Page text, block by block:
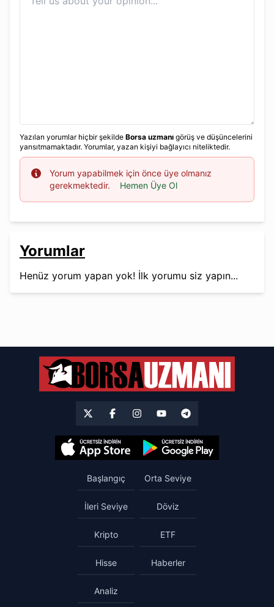
Yazılan yorumlar hiçbir şekilde Borsa uzmanı görüş ve düşüncelerini
yansıtmamaktadır. Yorumlar, yazan kişiyi bağlayıcı niteliktedir.
Info
Yorum yapabilmek için önce üye olmanız
gerekmektedir.
Hemen Üye Ol
Yorumlar
Henüz yorum yapan yok! İlk yorumu siz yapın...
Başlangıç Orta Seviye
İleri Seviye Döviz
Kripto ETF
Hisse Haberler
Analiz